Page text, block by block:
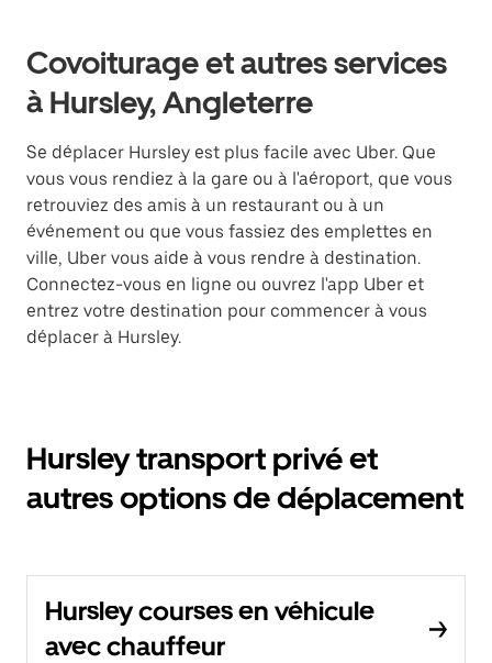
Covoiturage et autres services
à Hursley, Angleterre
Se déplacer Hursley est plus facile avec Uber. Que
vous vous rendiez à la gare ou à l'aéroport, que vous
retrouviez des amis à un restaurant ou à un
événement ou que vous fassiez des emplettes en
ville, Uber vous aide à vous rendre à destination.
Connectez-vous en ligne ou ouvrez l'app Uber et
entrez votre destination pour commencer à vous
déplacer à Hursley.
Hursley transport privé et
autres options de déplacement
Hursley courses en véhicule
avec chauffeur